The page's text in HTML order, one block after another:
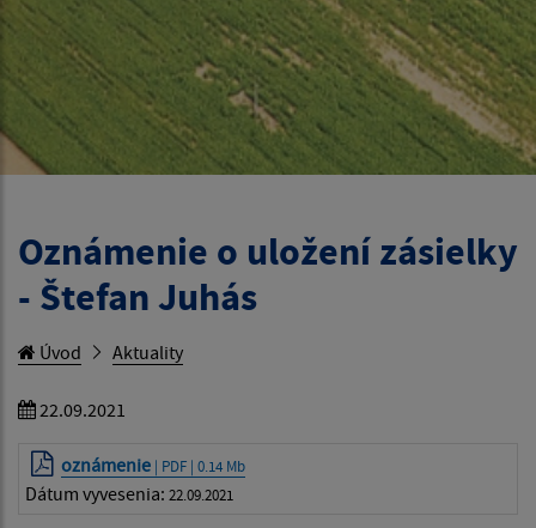
Oznámenie o uložení zásielky
- Štefan Juhás
Úvod Aktuality
22.09.2021
oznámenie | PDF | 0.14 Mb
Dátum vyvesenia: 22.09.2021